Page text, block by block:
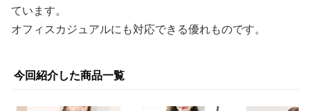
ています。
オフィスカジュアルにも対応できる優れものです。
今回紹介した商品一覧